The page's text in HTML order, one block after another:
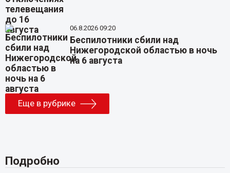
06.8.2026 09:20
Беспилотники сбили над
Нижегородской областью в ночь
на 6 августа
Еще в рубрике
Подробно